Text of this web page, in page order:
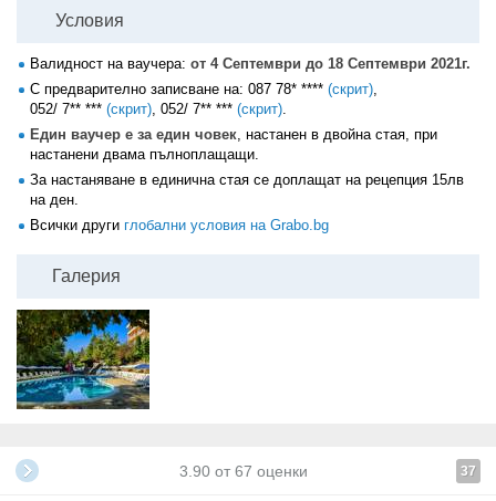
Условия
Валидност на ваучера: от 4 Септември до 18 Септември 2021г.
С предварително записване на: 087 78* **** (скрит)
052/ 7** *** (скрит) 052/ 7** *** (скрит)
Един ваучер е за един човек , настанен в двойна стая, при
настанени двама пълноплащащи.
За настаняване в единична стая се доплащат на рецепция 15лв
на ден.
Всички други глобални условия на Grabo.bg
Галерия
3.90 от 67 оценки 37